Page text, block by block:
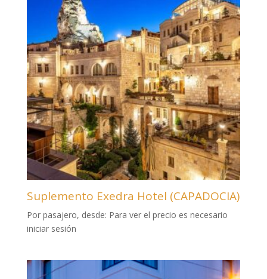
Suplemento Exedra Hotel (CAPADOCIA)
Por pasajero, desde: Para ver el precio es necesario
iniciar sesión